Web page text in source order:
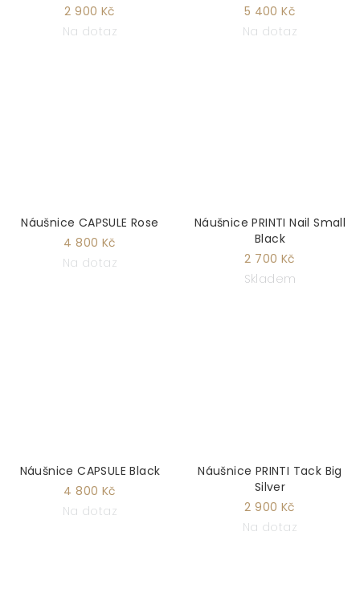
2 900 Kč
Na dotaz
5 400 Kč
Na dotaz
Náušnice CAPSULE Rose
4 800 Kč
Na dotaz
Náušnice PRINTI Nail Small
Black
2 700 Kč
Skladem
Náušnice CAPSULE Black
4 800 Kč
Na dotaz
Náušnice PRINTI Tack Big
Silver
2 900 Kč
Na dotaz